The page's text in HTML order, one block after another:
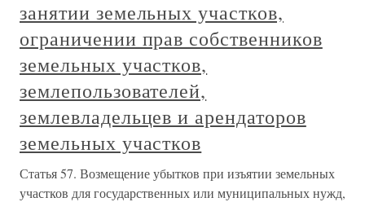
занятии земельных участков,
ограничении прав собственников
земельных участков,
землепользователей,
землевладельцев и арендаторов
земельных участков
Статья 57. Возмещение убытков при изъятии земельных
участков для государственных или муниципальных нужд,